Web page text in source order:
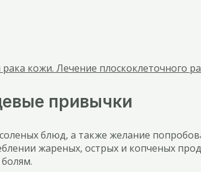
кожи. Лечение плоскоклеточного
привычки
блюд, а также желание
жареных, острых и копченых